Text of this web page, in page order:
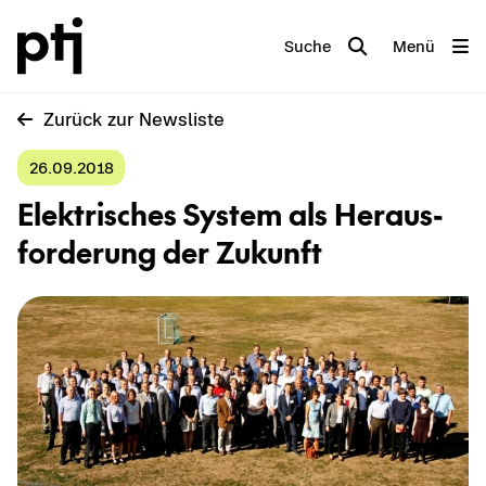
Suche Menü
Zu­rück zur News­lis­te
26.09.2018
Elek­tri­sches Sys­tem als Her­aus­
for­de­rung der Zu­kunft